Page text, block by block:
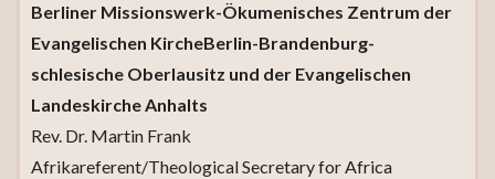
Berliner Missionswerk-Ökumenisches Zentrum der
Evangelischen KircheBerlin-Brandenburg-
schlesische Oberlausitz und der Evangelischen
Landeskirche Anhalts
Rev. Dr. Martin Frank
Afrikareferent/Theological Secretary for Africa